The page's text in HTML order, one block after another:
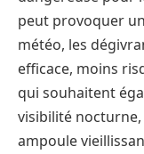
peut provoquer
météo, les
efficace, moins
qui souhaitent
visibilité
ampoule